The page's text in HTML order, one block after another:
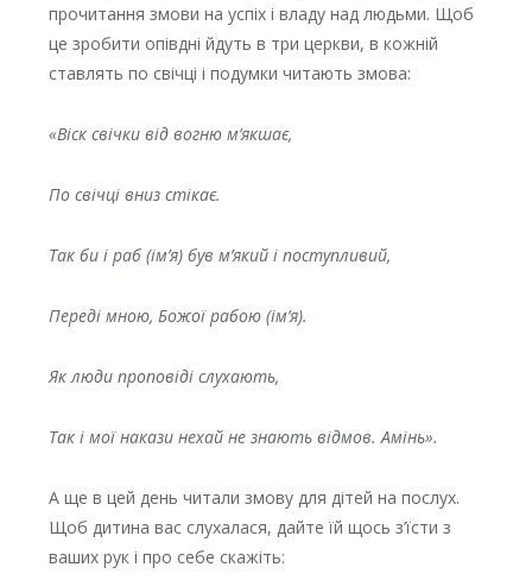
прочитання змови на успіх і владу над людьми. Щоб
це зробити опівдні йдуть в три церкви, в кожній
ставлять по свічці і подумки читають змова:
«Віск свічки від вогню м’якшає,
По свічці вниз стікає.
Так би і раб (ім’я) був м’який і поступливий,
Переді мною, Божої рабою (ім’я).
Як люди проповіді слухають,
Так і мої накази нехай не знають відмов. Амінь».
А ще в цей день читали змову для дітей на послух.
Щоб дитина вас слухалася, дайте їй щось з’їсти з
ваших рук і про себе скажіть: